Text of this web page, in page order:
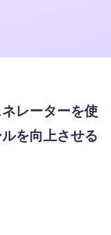
レーターを使
を向上させる